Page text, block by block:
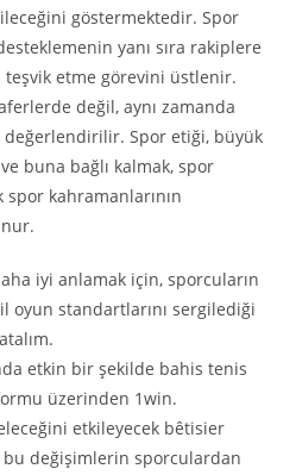
göstermektedir. Spor
yanı sıra rakiplere
teşvik etme görevini üstlenir.
değil, aynı zamanda
Spor etiği, büyük
buna bağlı kalmak, spor
kahramanlarının
iyi anlamak için, sporcuların
oyun standartlarını sergilediği
etkin bir şekilde bahis tenis
üzerinden 1win.
etkileyecek bêtisier
değişimlerin sporculardan